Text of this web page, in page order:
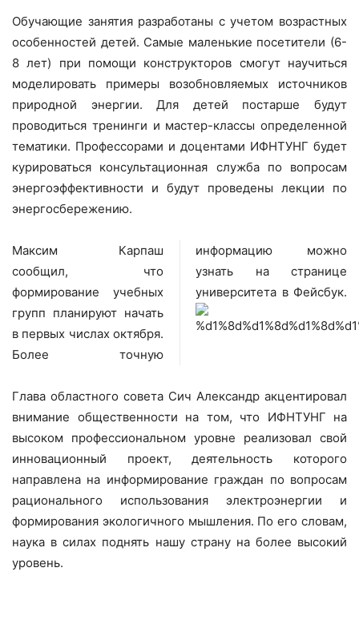
Обучающие занятия разработаны с учетом возрастных
особенностей детей. Самые маленькие посетители (6-
8 лет) при помощи конструкторов смогут научиться
моделировать примеры возобновляемых источников
природной энергии. Для детей постарше будут
проводиться тренинги и мастер-классы определенной
тематики. Профессорами и доцентами ИФНТУНГ будет
курироваться консультационная служба по вопросам
энергоэффективности и будут проведены лекции по
энергосбережению.
Максим Карпаш
сообщил, что
формирование учебных
групп планируют начать
в первых числах октября.
Более точную
информацию можно
узнать на странице
университета в Фейсбук.
Глава областного совета Сич Александр акцентировал
внимание общественности на том, что ИФНТУНГ на
высоком профессиональном уровне реализовал свой
инновационный проект, деятельность которого
направлена на информирование граждан по вопросам
рационального использования электроэнергии и
формирования экологичного мышления. По его словам,
наука в силах поднять нашу страну на более высокий
уровень.